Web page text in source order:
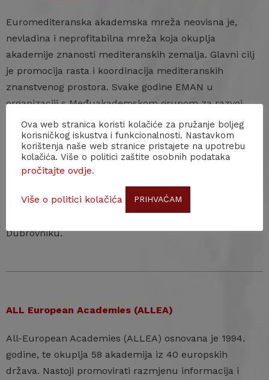
Euromediteranska akademska mreža neovisna je,
nevladina i neprofitabilna mreža koja okuplja
akademije znanosti mediteranskih zemalja. Glavni cilj
je promocija rasta i koordinacija mediteranskih
znanstvenog prostora. Svake godine EMAN u
organizaciji s Međuakademskom grupom za razvoj
(Groupe interacadémique pour le développement –
GID) organizira znanstvene konferencije (Parmenides)
na kojima se raspravljaju zajednički problemi
mediteranske regije. U razdoblju od 17. do 19. ožujka
2015. godine Parmenides konferencija pod nazivom
Technologies et patrimoines: valorisation des
patrimoines pour le développement održala se u
Dubrovniku.
ALL European Academies (ALLEA)
All-European Academies (ALLEA) osnovana je 1994.
godine, te okuplja 58 akademija iz 40 europskih
država. Nastoji promovirati razmjenu informacija i
Ova web stranica koristi kolačiće za pružanje boljeg
korisničkog iskustva i funkcionalnosti. Nastavkom
korištenja naše web stranice pristajete na upotrebu
kolačića. Više o politici zaštite osobnih podataka
pročitajte ovdje.
Više o politici kolačića PRIHVAĆAM